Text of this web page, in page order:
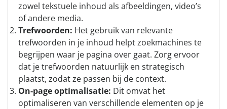
zowel tekstuele inhoud als afbeeldingen, video’s
of andere media.
Trefwoorden: Het gebruik van relevante
trefwoorden in je inhoud helpt zoekmachines te
begrijpen waar je pagina over gaat. Zorg ervoor
dat je trefwoorden natuurlijk en strategisch
plaatst, zodat ze passen bij de context.
On-page optimalisatie: Dit omvat het
optimaliseren van verschillende elementen op je